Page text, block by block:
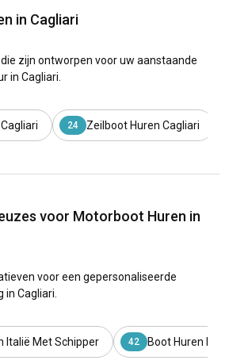
in Cagliari
zijn ontworpen voor uw aanstaande
in Cagliari.
24 Zeilboot Huren Cagliari
voor Motorboot Huren in
voor een gepersonaliseerde
Cagliari.
Italië Met Schipper 42 Boot Huren